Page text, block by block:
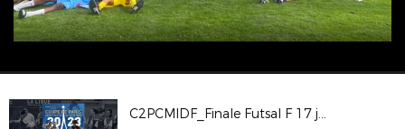
C2PCMIDF_Finale Futsal F 17 juin 2023